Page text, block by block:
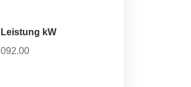
Leistung kW
092.00